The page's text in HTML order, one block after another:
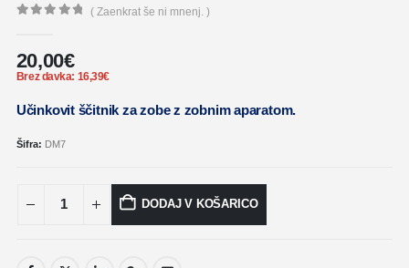
( Zaenkrat še ni mnenj. )
20,00€
Brez davka: 16,39€
Učinkovit ščitnik za zobe z zobnim aparatom.
Šifra: DM7
DODAJ V KOŠARICO